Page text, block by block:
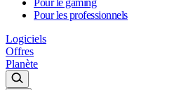
Pour le gaming
Pour les professionnels
Logiciels
Offres
Planète